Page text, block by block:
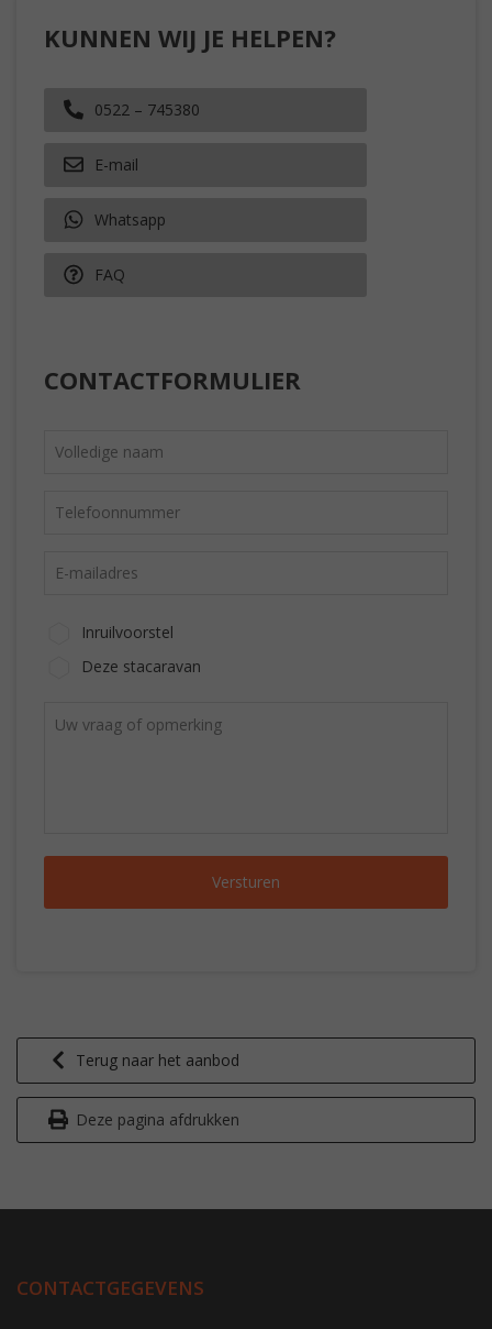
KUNNEN WIJ JE HELPEN?
0522 – 745380
E-mail
Whatsapp
FAQ
CONTACTFORMULIER
Inruilvoorstel
Deze stacaravan
Terug naar het aanbod
Deze pagina afdrukken
CONTACTGEGEVENS